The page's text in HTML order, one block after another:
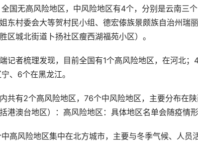
国无高风险地区，中风险地区有4个，分别是云南三
东村委会大等贺村民小组、德宏傣族景颇族自治州瑞
区城北街道卜扬社区瘦西湖福苑小区）。
记者梳理发现，目前全国有1个高风险地区，在河北
、6个在黑龙江。
共有2个高风险地区，76个中风险地区，主要分布在
港澳台地区）：高风险地区：具体地区名单会随疫情
高风险地区集中在北方城市，主要与冬季气候、人员